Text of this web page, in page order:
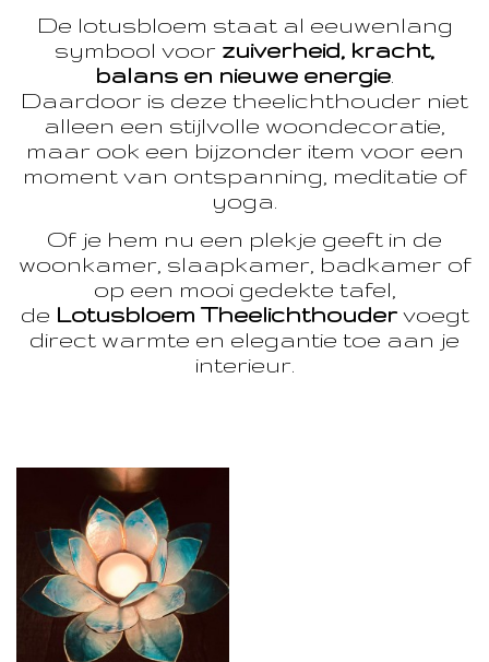
De lotusbloem staat al eeuwenlang
symbool voor zuiverheid, kracht,
balans en nieuwe energie
Daardoor is deze theelichthouder niet
alleen een stijlvolle woondecoratie,
maar ook een bijzonder item voor een
moment van ontspanning, meditatie of
yoga.
Of je hem nu een plekje geeft in de
woonkamer, slaapkamer, badkamer of
op een mooi gedekte tafel,
de Lotusbloem Theelichthoudervoegt
direct warmte en elegantie toe aan je
interieur.